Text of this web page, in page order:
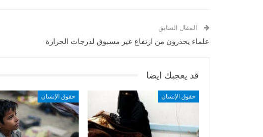
المقال السابق
علماء يحذرون من ارتفاع غير مسبوق لدرجات الحرارة‎
قد يعجبك ايضا
حقوق الإنسان حقوق الإنسان